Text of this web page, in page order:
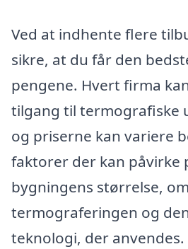
Ved at indhente flere
sikre, at du får den
pengene. Hvert firma
tilgang til termografiske
og priserne kan variere
faktorer der kan påvirke
bygningens størrelse,
termograferingen og
teknologi, der